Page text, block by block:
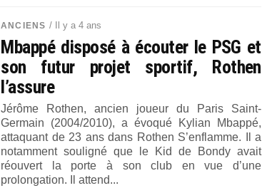
ANCIENS / Il y a 4 ans
Mbappé disposé à écouter le PSG et
son futur projet sportif, Rothen
l’assure
Jérôme Rothen, ancien joueur du Paris Saint-
Germain (2004/2010), a évoqué Kylian Mbappé,
attaquant de 23 ans dans Rothen S’enflamme. Il a
notamment souligné que le Kid de Bondy avait
réouvert la porte à son club en vue d’une
prolongation. Il attend...